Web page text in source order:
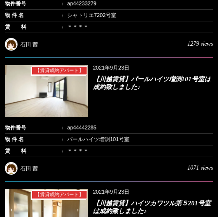
物件番号
ap44233279
物 件 名
シャトリエ7202号室
賃 料
＊＊＊＊
石田 茜 1279 views
【賃貸成約アパート】 2021年9月23日
【川越賃貸】パールハイツ増渕101号室は
成約致しました♪
物件番号
ap44442285
物 件 名
パールハイツ増渕101号室
賃 料
＊＊＊＊
石田 茜 1071 views
【賃貸成約アパート】 2021年9月23日
【川越賃貸】ハイツカワツル第５201号室
は成約致しました♪